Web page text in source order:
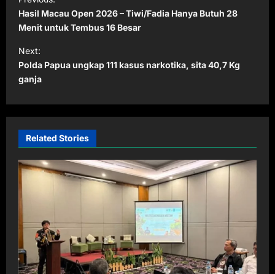
o
s
t
n
a
v
g
a
t
i
o
n
Hasil Macau Open 2026 – Tiwi/Fadia Hanya Butuh 28
Menit untuk Tembus 16 Besar
Next:
Polda Papua ungkap 111 kasus narkotika, sita 40,7 Kg
ganja
Related Stories